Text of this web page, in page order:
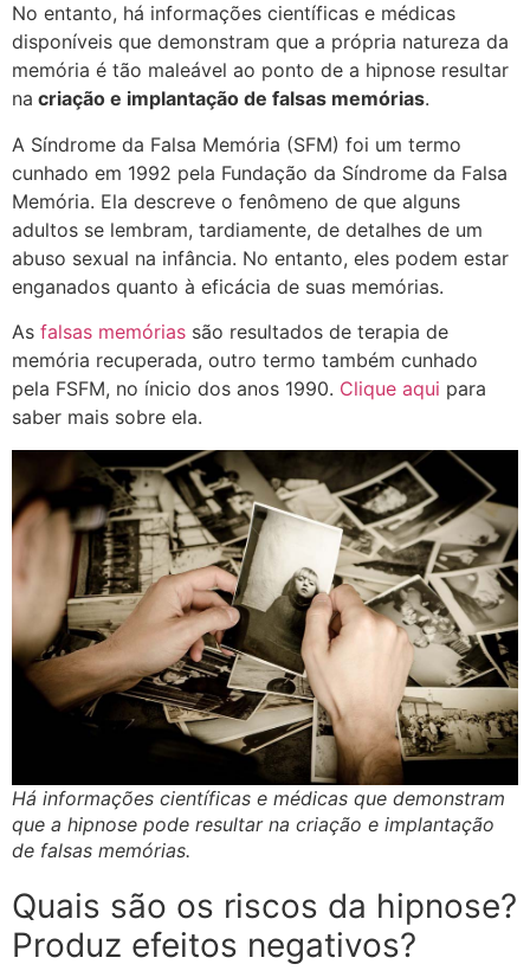
No entanto, há informações científicas e médicas
disponíveis que demonstram que a própria natureza da
memória é tão maleável ao ponto de a hipnose resultar
na criação e implantação de falsas memórias.
A Síndrome da Falsa Memória (SFM) foi um termo
cunhado em 1992 pela Fundação da Síndrome da Falsa
Memória. Ela descreve o fenômeno de que alguns
adultos se lembram, tardiamente, de detalhes de um
abuso sexual na infância. No entanto, eles podem estar
enganados quanto à eficácia de suas memórias.
As falsas memórias são resultados de terapia de
memória recuperada, outro termo também cunhado
pela FSFM, no ínicio dos anos 1990. Clique aqui para
saber mais sobre ela.
Há informações científicas e médicas que demonstram
que a hipnose pode resultar na criação e implantação
de falsas memórias.
Quais são os riscos da hipnose?
Produz efeitos negativos?